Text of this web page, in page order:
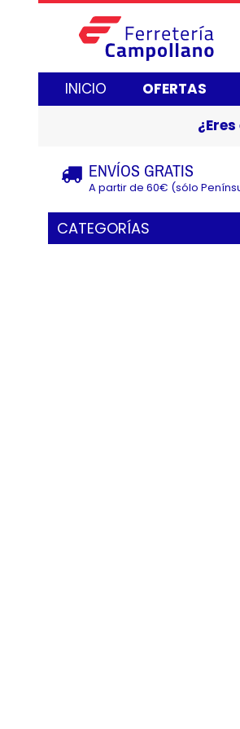
INICIO OFERTAS
ENVÍOS GRATIS
A partir de 60€ (sólo
CATEGORÍAS